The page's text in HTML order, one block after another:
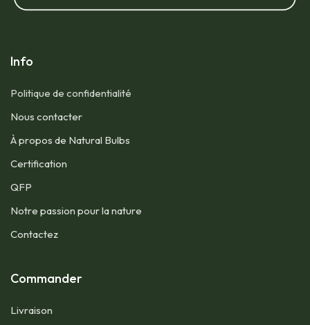
Info
Politique de confidentialité
Nous contacter​
À propos de Natural Bulbs
Certification
QFP​
Notre passion pour la nature
Contactez
Commander
Livraison